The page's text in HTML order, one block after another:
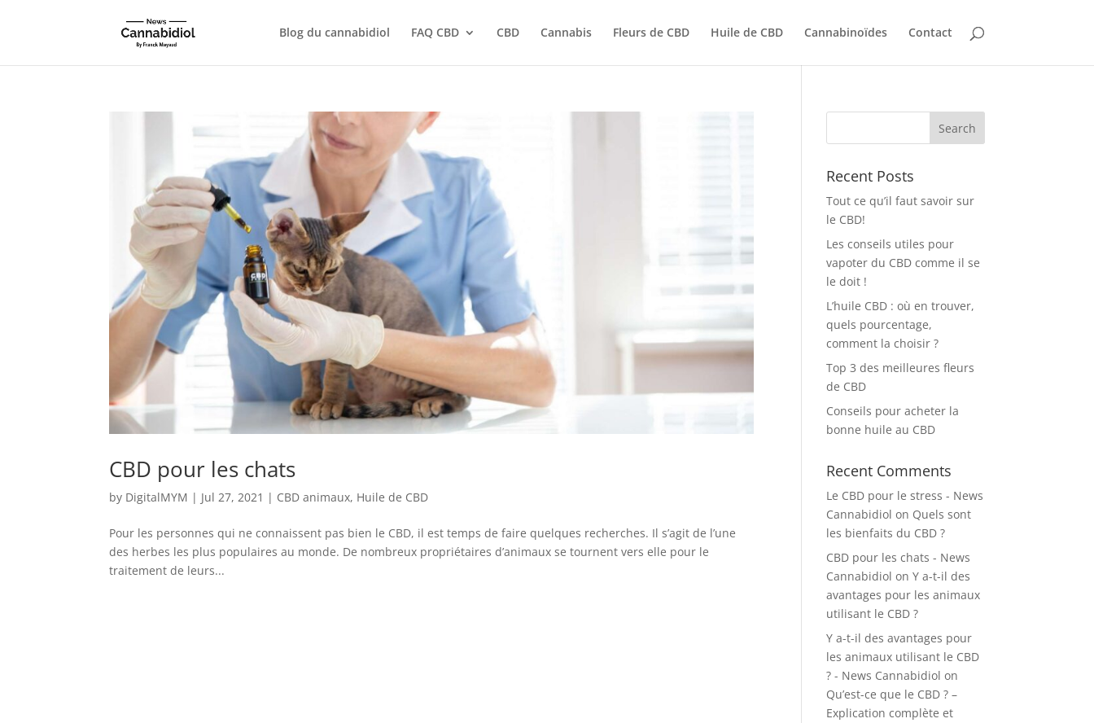
Blog du cannabidiol FAQ CBD CBD Cannabis Fleurs de CBD Huile de CBD Cannabinoïdes Contact
CBD pour les chats
by DigitalMYM | Jul 27, 2021 | CBD animaux, Huile de CBD
Pour les personnes qui ne connaissent pas bien le CBD, il est temps de faire quelques recherches. Il s’agit de l’une
des herbes les plus populaires au monde. De nombreux propriétaires d’animaux se tournent vers elle pour le
traitement de leurs...
Recent Posts
Tout ce qu’il faut savoir sur
le CBD!
Les conseils utiles pour
vapoter du CBD comme il se
le doit !
L’huile CBD : où en trouver,
quels pourcentage,
comment la choisir ?
Top 3 des meilleures fleurs
de CBD
Conseils pour acheter la
bonne huile au CBD
Recent Comments
Le CBD pour le stress - News
Cannabidiol on Quels sont
les bienfaits du CBD ?
CBD pour les chats - News
Cannabidiol onY a-t-il des
avantages pour les animaux
utilisant le CBD ?
Y a-t-il des avantages pour
les animaux utilisant le CBD
? - News Cannabidiol on
Qu’est-ce que le CBD ? –
Explication complète et